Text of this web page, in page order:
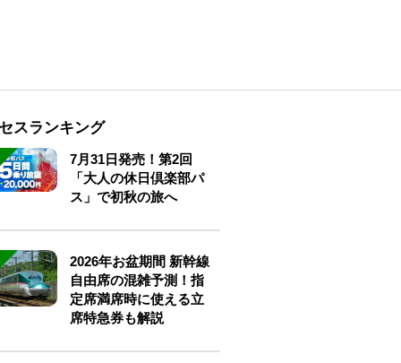
スランキング
7月31日発売！第2回
「大人の休日倶楽部パ
ス」で初秋の旅へ
2026年お盆期間 新幹線
自由席の混雑予測！指
定席満席時に使える立
席特急券も解説